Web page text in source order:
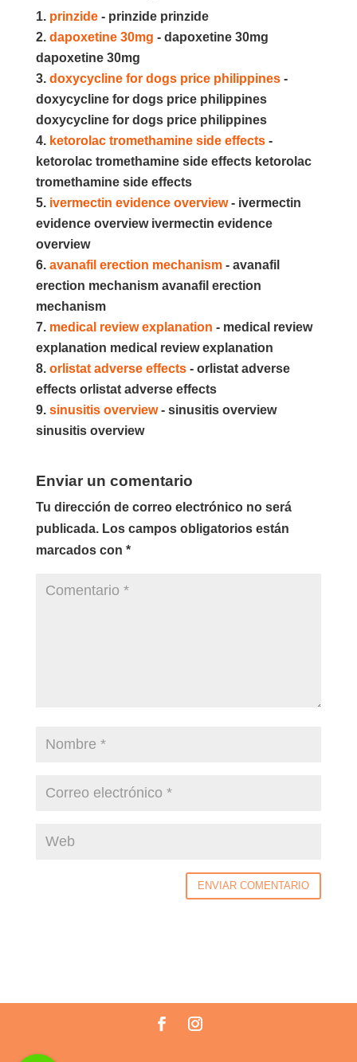
prinzide- prinzide prinzide
dapoxetine 30mg - dapoxetine 30mg
dapoxetine 30mg
doxycycline for dogs price philippines-
doxycycline for dogs price philippines
doxycycline for dogs price philippines
ketorolac tromethamine side effects-
ketorolac tromethamine side effects ketorolac
tromethamine side effects
ivermectin evidence overview- ivermectin
evidence overview ivermectin evidence
overview
avanafil erection mechanism- avanafil
erection mechanism avanafil erection
mechanism
medical review explanation - medical review
explanation medical review explanation
orlistat adverse effects- orlistat adverse
effects orlistat adverse effects
sinusitis overview- sinusitis overview
sinusitis overview
Enviar un comentario
Tu dirección de correo electrónico no será
publicada. Los campos obligatorios están
marcados con *
ENVIAR COMENTARIO